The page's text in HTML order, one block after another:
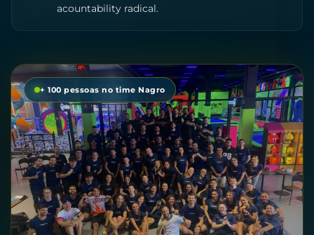
acountability radical.
+ 100 pessoas no time Nagro